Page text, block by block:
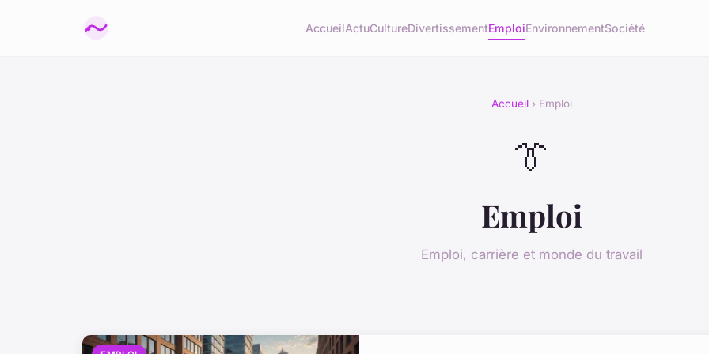
AccueilActuCultureDivertissementEmploiEnvironnementSociété
Accueil › Emploi
👔
Emploi
Emploi, carrière et monde du travail